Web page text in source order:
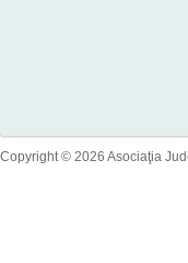
Copyright © 2026 Asociaţia